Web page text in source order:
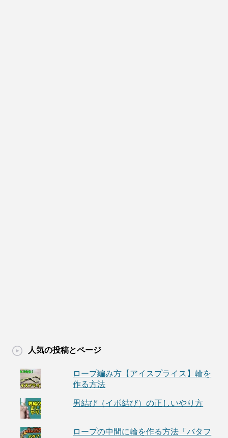
人気の投稿とページ
ロープ編み方【アイスプライス】輪を
作る方法
男結び（イボ結び）の正しいやり方
ロープの中間に輪を作る方法「バタフ